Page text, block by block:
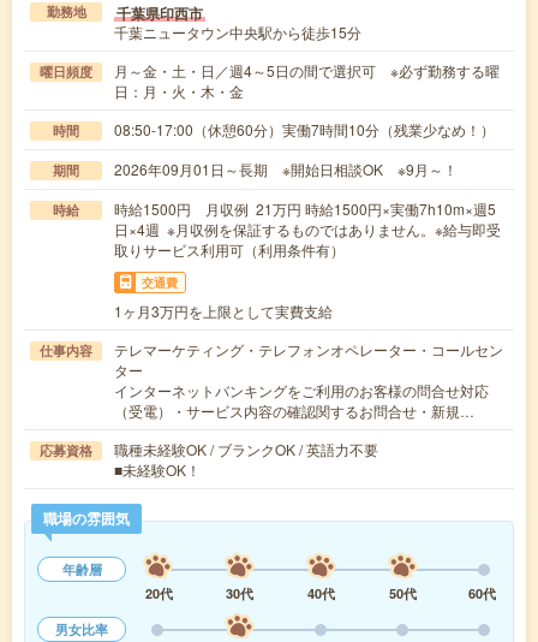
勤務地 千葉県印西市
千葉ニュータウン中央駅から徒歩15分
曜日頻度
月～金・土・日／週4～5日の間で選択可 ※必ず勤務する曜
日：月・火・木・金
時間 08:50-17:00（休憩60分）実働7時間10分（残業少なめ！）
期間 2026年09月01日～長期 ※開始日相談OK ※9月～！
時給
時給1500円 月収例 21万円 時給1500円×実働7h10m×週5
日×4週 ※月収例を保証するものではありません。※給与即受
取りサービス利用可（利用条件有）
交通費
1ヶ月3万円を上限として実費支給
仕事内容
テレマーケティング・テレフォンオペレーター・コールセン
ター
インターネットバンキングをご利用のお客様の問合せ対応
（受電）・サービス内容の確認関するお問合せ・新規…
応募資格
職種未経験OK / ブランクOK / 英語力不要
■未経験OK！
職場の雰囲気
年齢層
20代
30代 40代 50代
60代
男女比率